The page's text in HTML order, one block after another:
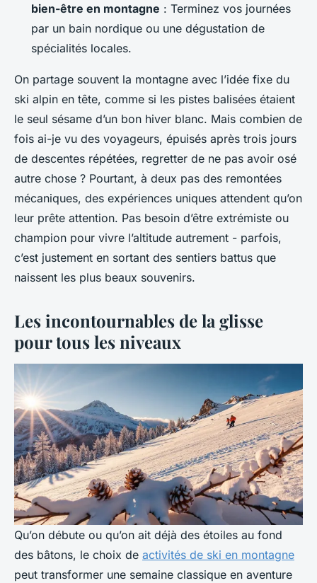
bien-être en montagne : Terminez vos journées
par un bain nordique ou une dégustation de
spécialités locales.
On partage souvent la montagne avec l’idée fixe du
ski alpin en tête, comme si les pistes balisées étaient
le seul sésame d’un bon hiver blanc. Mais combien de
fois ai-je vu des voyageurs, épuisés après trois jours
de descentes répétées, regretter de ne pas avoir osé
autre chose ? Pourtant, à deux pas des remontées
mécaniques, des expériences uniques attendent qu’on
leur prête attention. Pas besoin d’être extrémiste ou
champion pour vivre l’altitude autrement - parfois,
c’est justement en sortant des sentiers battus que
naissent les plus beaux souvenirs.
Les incontournables de la glisse
pour tous les niveaux
Qu’on débute ou qu’on ait déjà des étoiles au fond
des bâtons, le choix de activités de ski en montagne
peut transformer une semaine classique en aventure